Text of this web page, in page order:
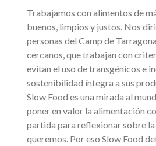
Trabajamos con alimentos de
buenos, limpios y justos. Nos
personas del Camp de
cercanos, que trabajan con
evitan el uso de transgénicos e
sostenibilidad íntegra a sus
Slow Food es una mirada al
poner en valor la alimentación
partida para reflexionar sobre
queremos. Por eso Slow Food